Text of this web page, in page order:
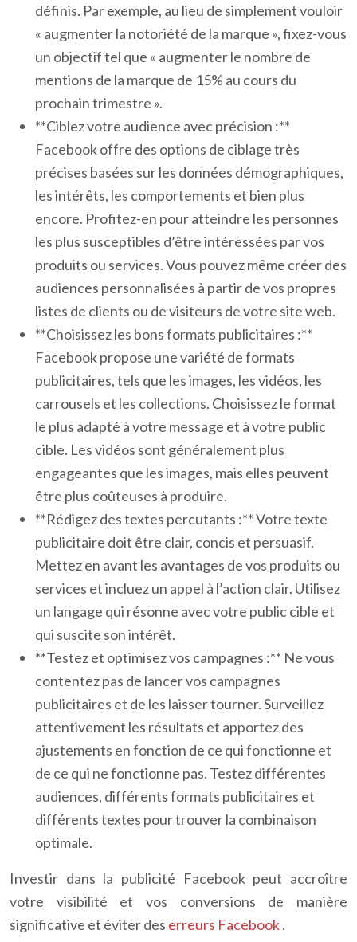
définis. Par exemple, au lieu de simplement vouloir
« augmenter la notoriété de la marque », fixez-vous
un objectif tel que « augmenter le nombre de
mentions de la marque de 15% au cours du
prochain trimestre ».
**Ciblez votre audience avec précision :**
Facebook offre des options de ciblage très
précises basées sur les données démographiques,
les intérêts, les comportements et bien plus
encore. Profitez-en pour atteindre les personnes
les plus susceptibles d’être intéressées par vos
produits ou services. Vous pouvez même créer des
audiences personnalisées à partir de vos propres
listes de clients ou de visiteurs de votre site web.
**Choisissez les bons formats publicitaires :**
Facebook propose une variété de formats
publicitaires, tels que les images, les vidéos, les
carrousels et les collections. Choisissez le format
le plus adapté à votre message et à votre public
cible. Les vidéos sont généralement plus
engageantes que les images, mais elles peuvent
être plus coûteuses à produire.
**Rédigez des textes percutants :** Votre texte
publicitaire doit être clair, concis et persuasif.
Mettez en avant les avantages de vos produits ou
services et incluez un appel à l’action clair. Utilisez
un langage qui résonne avec votre public cible et
qui suscite son intérêt.
**Testez et optimisez vos campagnes :** Ne vous
contentez pas de lancer vos campagnes
publicitaires et de les laisser tourner. Surveillez
attentivement les résultats et apportez des
ajustements en fonction de ce qui fonctionne et
de ce qui ne fonctionne pas. Testez différentes
audiences, différents formats publicitaires et
différents textes pour trouver la combinaison
optimale.
Investir dans la publicité Facebook peut accroître
votre visibilité et vos conversions de manière
significative et éviter des erreurs Facebook.